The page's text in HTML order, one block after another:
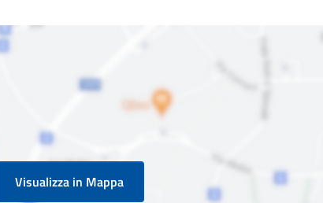
Visualizza in Mappa